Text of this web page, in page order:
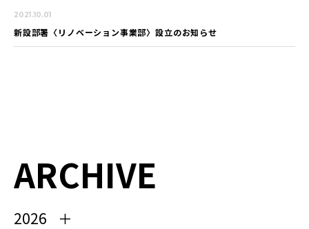
2021.10.01
新設部署〈リノベーション事業部〉設立のお知らせ
ARCHIVE
2026